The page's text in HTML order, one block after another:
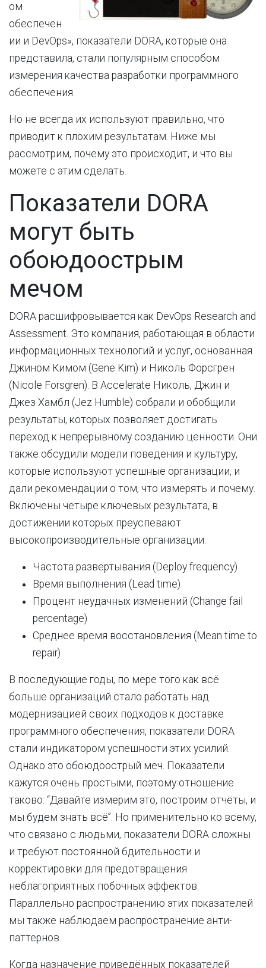
ом
обеспечен
ии и DevOps», показатели DORA, которые она
представила, стали популярным способом
измерения качества разработки программного
обеспечения.
Но не всегда их используют правильно, что
приводит к плохим результатам. Ниже мы
рассмотрим, почему это происходит, и что вы
можете с этим сделать.
Показатели DORA
могут быть
обоюдоострым
мечом
DORA расшифровывается как DevOps Research and
Assessment. Это компания, работающая в области
информационных технологий и услуг, основанная
Джином Кимом (Gene Kim) и Николь Форсгрен
(Nicole Forsgren). В Accelerate Николь, Джин и
Джез Хамбл (Jez Humble) собрали и обобщили
результаты, которых позволяет достигать
переход к непрерывному созданию ценности. Они
также обсудили модели поведения и культуру,
которые используют успешные организации, и
дали рекомендации о том, что измерять и почему.
Включены четыре ключевых результата, в
достижении которых преуспевают
высокопроизводительные организации:
Частота развертывания (Deploy frequency)
Время выполнения (Lead time)
Процент неудачных изменений (Change fail
percentage)
Среднее время восстановления (Mean time to
repair)
В последующие годы, по мере того как всё
больше организаций стало работать над
модернизацией своих подходов к доставке
программного обеспечения, показатели DORA
стали индикатором успешности этих усилий.
Однако это обоюдоострый меч. Показатели
кажутся очень простыми, поэтому отношение
таково: “Давайте измерим это, построим отчёты, и
мы будем знать всё”. Но применительно ко всему,
что связано с людьми, показатели DORA сложны
и требуют постоянной бдительности и
корректировки для предотвращения
неблагоприятных побочных эффектов.
Параллельно распространению этих показателей
мы также наблюдаем распространение анти-
паттернов.
Когда назначение приведённых показателей